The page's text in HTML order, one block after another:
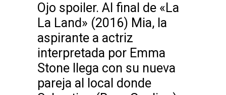
Ojo spoiler. Al final de «La
La Land» (2016) Mia, la
aspirante a actriz
interpretada por Emma
Stone llega con su nueva
pareja al local donde